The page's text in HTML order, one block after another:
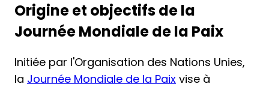
Origine et objectifs de la
Journée Mondiale de la Paix
Initiée par l'Organisation des Nations Unies,
la Journée Mondiale de la Paix vise à